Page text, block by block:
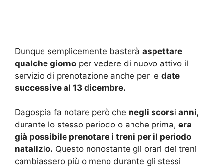
Dunque semplicemente basterà aspettare
qualche giorno per vedere di nuovo attivo il
servizio di prenotazione anche per le date
successive al 13 dicembre.
Dagospia fa notare però che negli scorsi anni,
durante lo stesso periodo o anche prima, era
già possibile prenotare i treni per il periodo
natalizio. Questo nonostante gli orari dei treni
cambiassero più o meno durante gli stessi